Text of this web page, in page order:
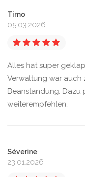
Timo
05.03.2026
Alles hat super
Verwaltung war auch
Beanstandung. Dazu
weiterempfehlen.
Séverine
23.01.2026